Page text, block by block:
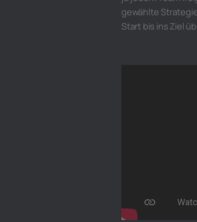
gewählte
Start bis ins Ziel